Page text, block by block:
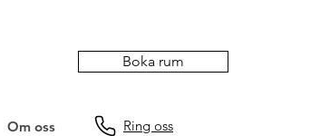
Boka rum
Ring oss
Om oss